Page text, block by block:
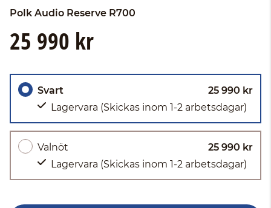
Polk Audio Reserve R700
25 990 kr
Svart
25 990 kr
Lagervara (Skickas inom 1-2 arbetsdagar)
Valnöt
25 990 kr
Lagervara (Skickas inom 1-2 arbetsdagar)